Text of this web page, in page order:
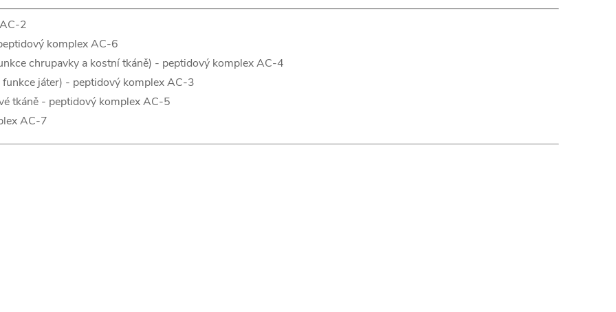
2
komplex AC-6
chrupavky a kostní tkáně) - peptidový komplex AC-4
játer) - peptidový komplex AC-3
tkáně - peptidový komplex AC-5
AC-7